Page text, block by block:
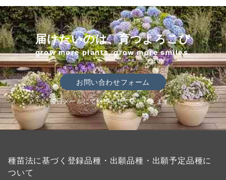
届けたいのは、育つよろこび
grow more plants, grow more smiles.
お問い合わせフォーム
後日メールにて回答させていただきます。
種苗法に基づく登録品種・出願品種・出願予定品種に
ついて